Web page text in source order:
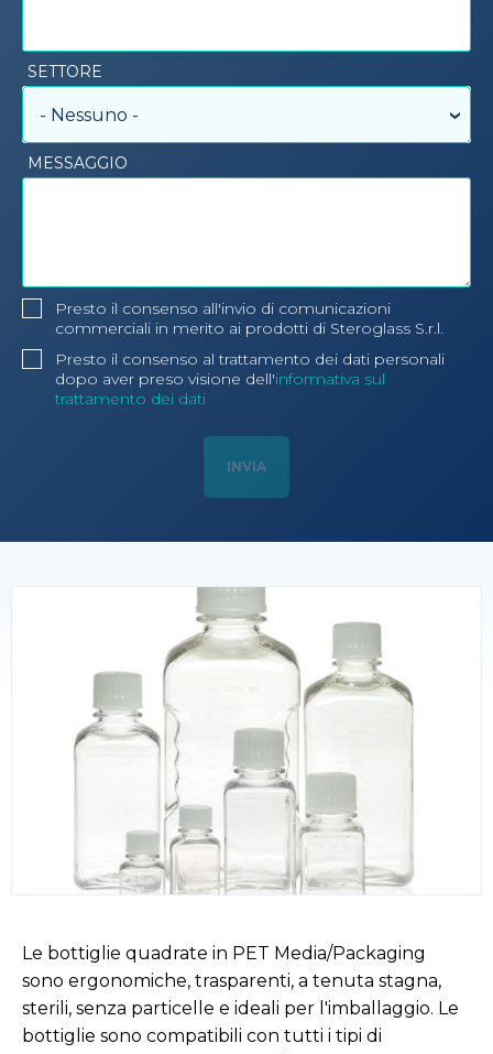
SETTORE
- Nessuno -
MESSAGGIO
Presto il consenso all'invio di comunicazioni
commerciali in merito ai prodotti di Steroglass S.r.l.
Presto il consenso al trattamento dei dati personali
dopo aver preso visione dell'informativa sul
trattamento dei dati
Le bottiglie quadrate in PET Media/Packaging
sono ergonomiche, trasparenti, a tenuta stagna,
sterili, senza particelle e ideali per l'imballaggio. Le
bottiglie sono compatibili con tutti i tipi di